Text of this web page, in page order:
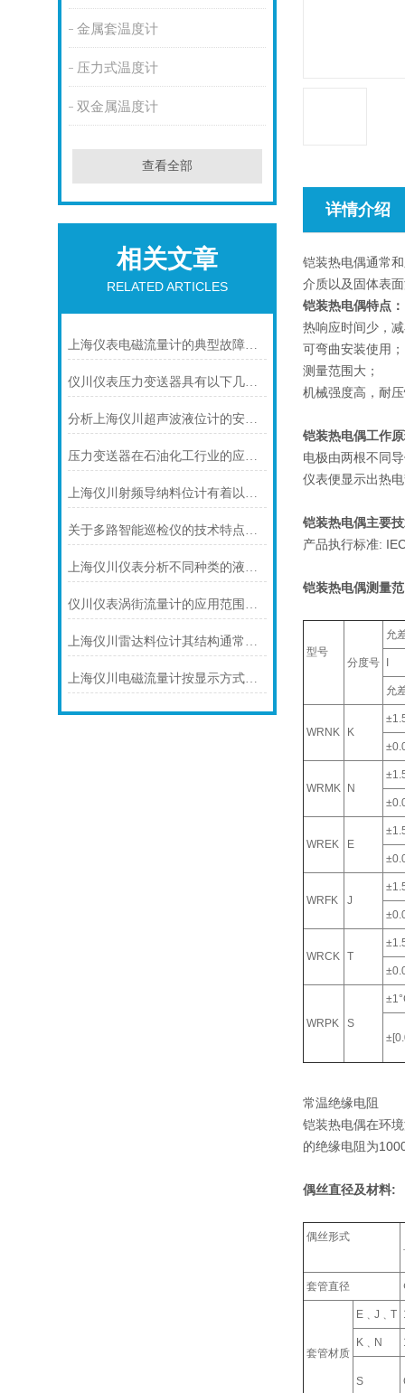
金属套温度计
压力式温度计
双金属温度计
查看全部
相关文章
RELATED ARTICLES
上海仪表电磁流量计的典型故障诊断及处理方法
仪川仪表压力变送器具有以下几大技术特点
分析上海仪川超声波液位计的安装原理
压力变送器在石油化工行业的应用说明
上海仪川射频导纳料位计有着以下几大技术特点
关于多路智能巡检仪的技术特点，你怎么看呢？
上海仪川仪表分析不同种类的液位变送器
仪川仪表涡街流量计的应用范围主要包括以下几个方面
上海仪川雷达料位计其结构通常由以下部分组成
上海仪川电磁流量计按显示方式分类
详情介绍
铠装热电偶通常
介质以及固体表
铠装热电偶特点：
热响应时间少，
可弯曲安装使用；
测量范围大；
机械强度高，耐
铠装热电偶工作
电极由两根不同
仪表便显示出热
铠装热电偶主要
产品执行标准:
铠装热电偶测量
型号
分度号
允
允
WRNK K
WRMK N
WREK E
WRFK J
WRCK T
WRPK S
常温绝缘电阻
铠装热电偶在环
的绝缘电阻为
偶丝直径及材料:
偶丝形式
套管直径
套管材质
E﹑J﹑T
K﹑N
S